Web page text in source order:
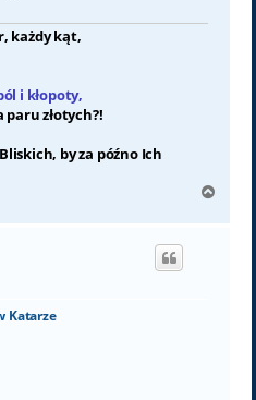
każdy kąt,
i kłopoty,
paru złotych?!
by za późno Ich
g
Katarze